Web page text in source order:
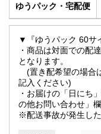
ゆうパック・宅配便
▼『ゆうパック 60サ
・商品は対面での配
となります。
(置き配希望の場合
記入ください)
・お届けの「日にち
の他お問い合わせ」
※配送事故が発生し